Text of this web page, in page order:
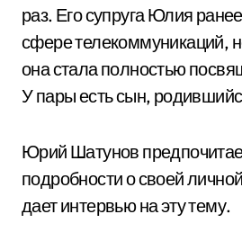
раз. Его супруга Юлия
сфере телекоммуникаций,
она стала полностью
У пары есть сын,
Юрий Шатунов
подробности о своей
дает интервью на эту тему.